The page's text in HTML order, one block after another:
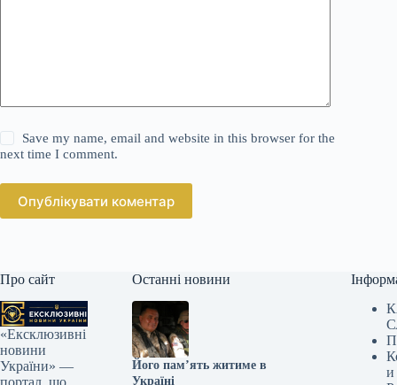
Save my name, email and website in this browser for the
next time I comment.
Опублікувати коментар
Про сайт
«Ексклюзивні
новини
України» —
Останні новини
Його пам’ять житиме в
Україні
и